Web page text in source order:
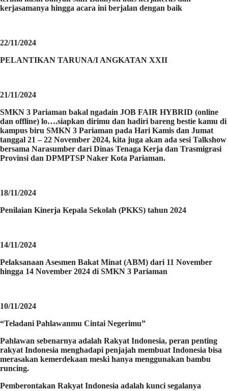
kerjasamanya hingga acara ini berjalan dengan baik
22/11/2024
PELANTIKAN TARUNA/I ANGKATAN XXII
21/11/2024
SMKN 3 Pariaman bakal ngadain JOB FAIR HYBRID (online
dan offline) lo….siapkan dirimu dan hadiri bareng bestie kamu di
kampus biru SMKN 3 Pariaman pada Hari Kamis dan Jumat
tanggal 21 – 22 November 2024, kita juga akan ada sesi Talkshow
bersama Narasumber dari Dinas Tenaga Kerja dan Trasmigrasi
Provinsi dan DPMPTSP Naker Kota Pariaman.
18/11/2024
Penilaian Kinerja Kepala Sekolah (PKKS) tahun 2024
14/11/2024
Pelaksanaan Asesmen Bakat Minat (ABM) dari 11 November
hingga 14 November 2024 di SMKN 3 Pariaman
10/11/2024
“Teladani Pahlawanmu Cintai Negerimu”
Pahlawan sebenarnya adalah Rakyat Indonesia, peran penting
rakyat Indonesia menghadapi penjajah membuat Indonesia bisa
merasakan kemerdekaan meski hanya menggunakan bambu
runcing.
Pemberontakan Rakyat Indonesia adalah kunci segalanya